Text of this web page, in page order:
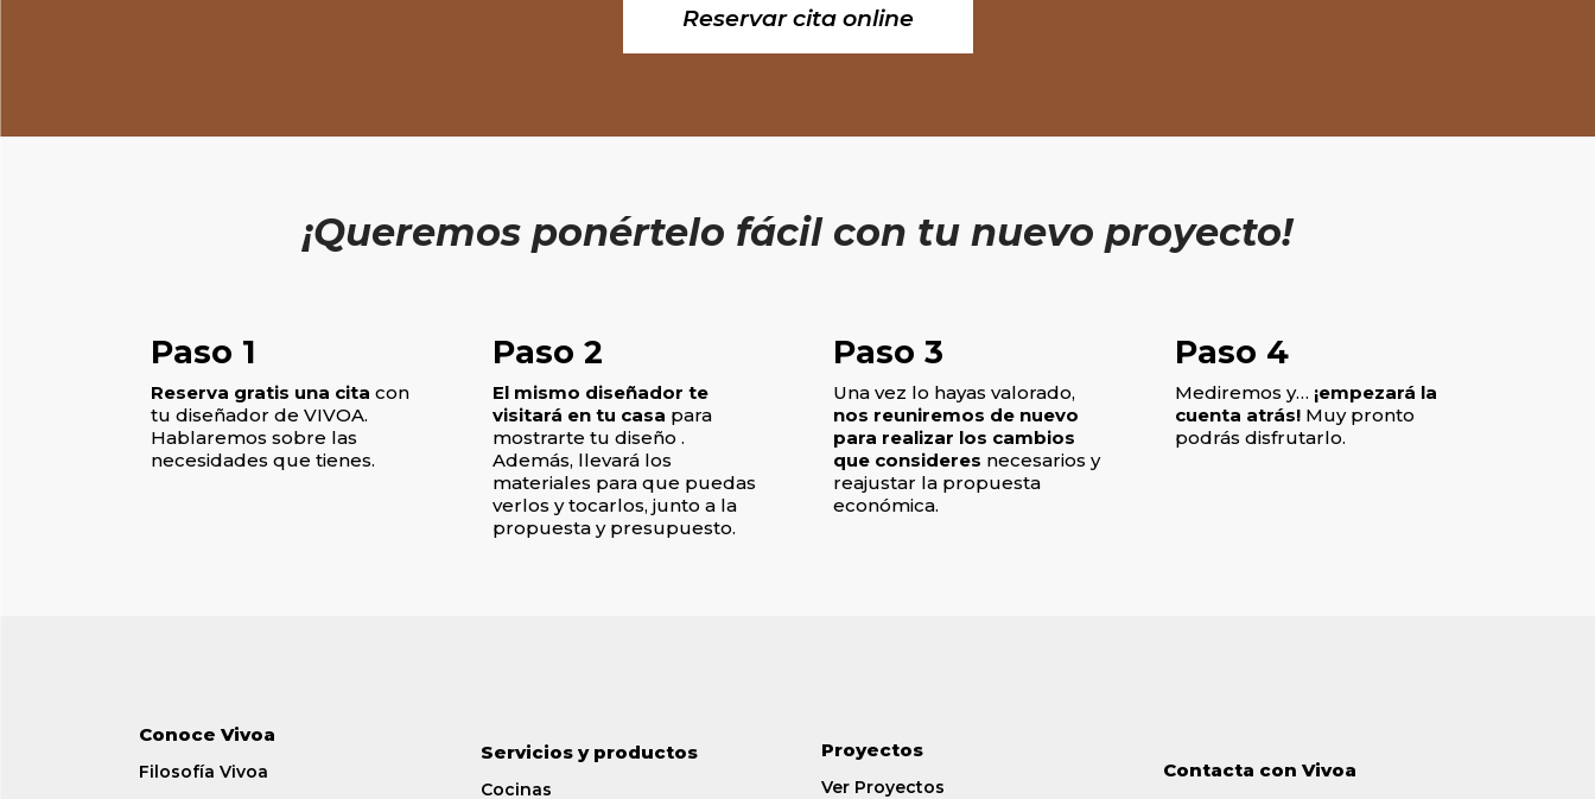
Reservar cita online
¡Queremos ponértelo fácil con tu nuevo proyecto!
Paso 1​
Reserva gratis una cita con
tu diseñador de VIVOA.
Hablaremos sobre las
necesidades que tienes.
Paso 2
El mismo diseñador te
visitará en tu casa para
mostrarte tu diseño .
Además, llevará los
materiales para que puedas
verlos y tocarlos, junto a la
propuesta y presupuesto.
Paso 3
Una vez lo hayas valorado,
nos reuniremos de nuevo
para realizar los cambios
que consideres necesarios y
reajustar la propuesta
económica.
Paso 4
Mediremos y… ¡empezará la
cuenta atrás!Muy pronto
podrás disfrutarlo.
Conoce Vivoa
Filosofía Vivoa
Servicios y productos
Cocinas
Proyectos
Ver Proyectos
Contacta con Vivoa